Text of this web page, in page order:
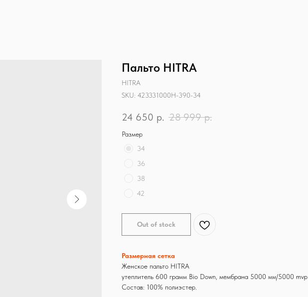
Пальто HITRA
HITRA
SKU: 423331000H-390-34
24 650 р. 28 999 р.
Размер
34
36
38
42
Out of stock
Размерная сетка
Женское пальто HITRA
утеплитель 600 грамм Bio Down, мембрана 5000 мм/5000 mvp
Состав: 100% полиэстер.